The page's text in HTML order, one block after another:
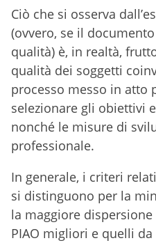
Ciò che si osserva
(ovvero, se il
qualità) è, in realtà,
qualità dei soggetti
processo messo in atto
selezionare gli obiettivi
nonché le misure di
professionale.
In generale, i criteri
si distinguono per la
la maggiore dispersione
PIAO migliori e quelli